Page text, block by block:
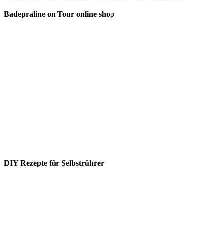
Badepraline on Tour online shop
DIY Rezepte für Selbstrührer